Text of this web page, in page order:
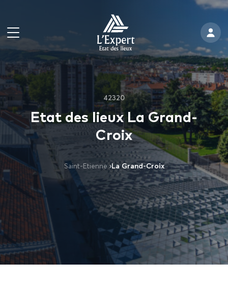
42320
Etat des lieux La Grand-
Croix
Saint-Etienne ›La Grand-Croix